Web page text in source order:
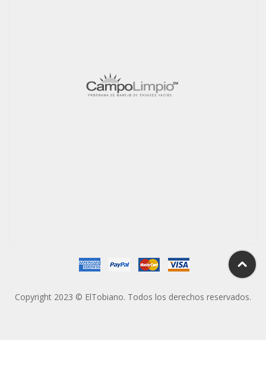
Copyright 2023 © ElTobiano. Todos los derechos reservados.